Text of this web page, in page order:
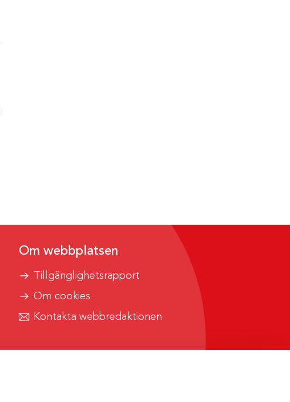
Om webbplatsen
Tillgänglighetsrapport
Om cookies
Kontakta webbredaktionen